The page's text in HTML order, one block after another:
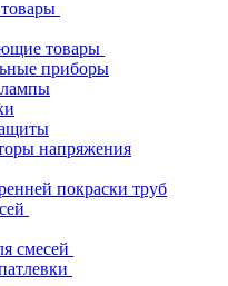
товары
приборы
напряжения
покраски труб
смесей